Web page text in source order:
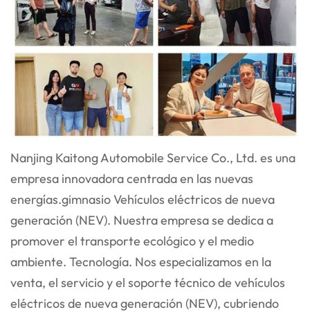
Nanjing Kaitong Automobile Service Co., Ltd. es una
empresa innovadora centrada en las nuevas
energías.gimnasioVehículos eléctricos de nueva
generación (NEV). Nuestra empresa se dedica a
promover el transporte ecológico y el medio
ambiente. Tecnología. Nos especializamos en la
venta, el servicio y el soporte técnico de vehículos
eléctricos de nueva generación (NEV), cubriendo